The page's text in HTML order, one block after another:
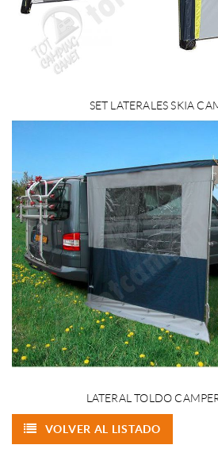
SET LATERALES SKIA
LATERAL TOLDO
VOLVER AL LISTADO